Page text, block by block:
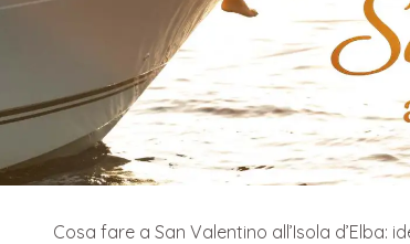
Cosa fare a San Valentino all’Isola d’Elba: